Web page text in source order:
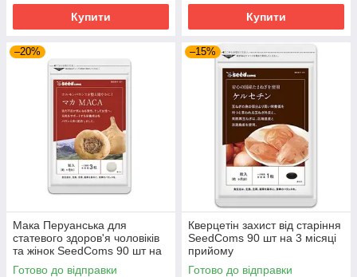
Купити Купити
–20%
Мака Перуанська для
статевого здоров'я чоловіків
та жінок SeedComs 90 шт на
1 місяць прийому
Готово до відправки
–15%
Кверцетін захист від старіння
SeedComs 90 шт на 3 місяці
прийому
Готово до відправки